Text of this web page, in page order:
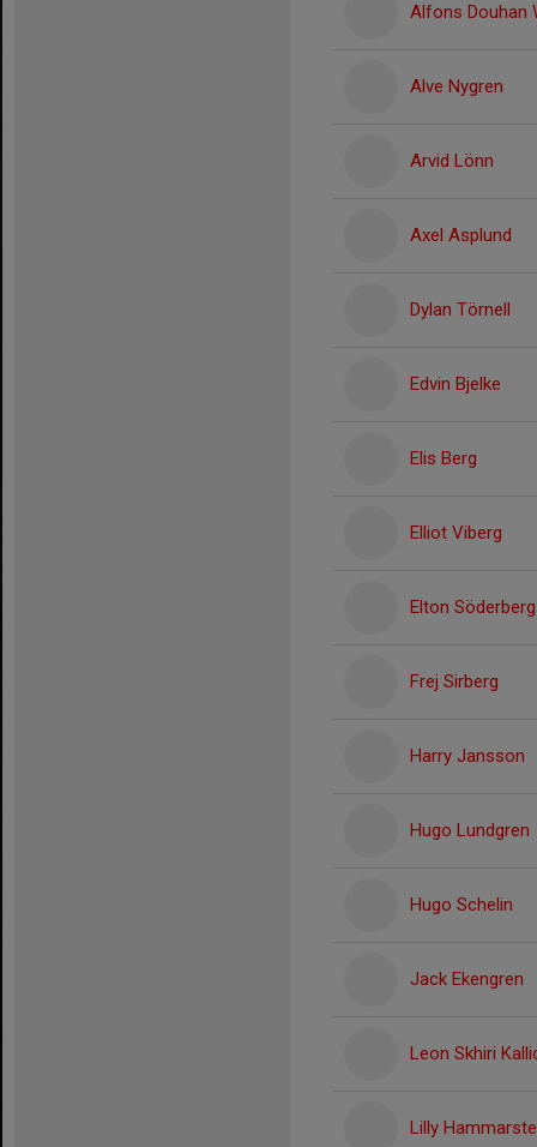
Alfons Douhan
Alve Nygren
Arvid Lönn
Axel Asplund
Dylan Törnell
Edvin Bjelke
Elis Berg
Elliot Viberg
Elton Söderberg
Frej Sirberg
Harry Jansson
Hugo Lundgren
Hugo Schelin
Jack Ekengren
Leon Skhiri
Lilly